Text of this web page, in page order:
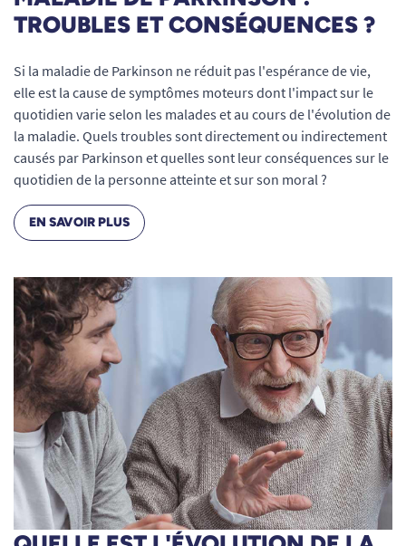
TROUBLES ET CONSÉQUENCES ?
Si la maladie de Parkinson ne réduit pas l'espérance de vie,
elle est la cause de symptômes moteurs dont l'impact sur le
quotidien varie selon les malades et au cours de l'évolution de
la maladie. Quels troubles sont directement ou indirectement
causés par Parkinson et quelles sont leur conséquences sur le
quotidien de la personne atteinte et sur son moral ?
EN SAVOIR PLUS